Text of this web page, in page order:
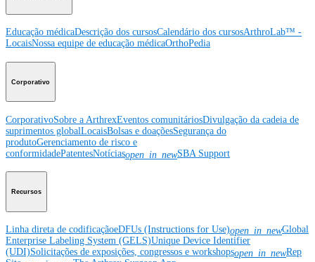
Educação médicaDescrição dos cursosCalendário dos cursosArthroLab™ -
LocaisNossa equipe de educação médicaOrthoPedia
Corporativo
CorporativoSobre a ArthrexEventos comunitáriosDivulgação da cadeia de
suprimentos globalLocaisBolsas e doaçõesSegurança do
produtoGerenciamento de risco e
conformidadePatentesNotíciasopen_in_newSBA Support
Recursos
Linha direta de codificaçãoeDFUs (Instructions for Use)open_in_newGlobal
Enterprise Labeling System (GELS)Unique Device Identifier
(UDI)Solicitações de exposições, congressos e workshopsopen_in_newRep